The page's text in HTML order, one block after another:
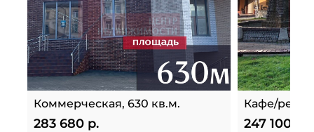
Коммерческая, 630 кв.м.
283 680 р.
Кафе/
247 100 р.